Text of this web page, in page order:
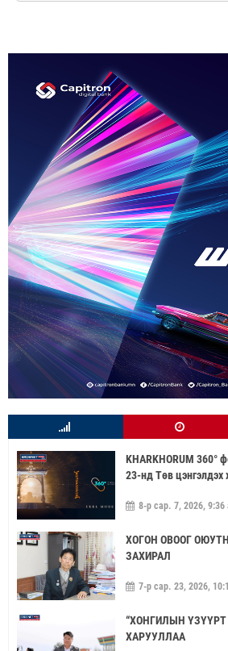
KHARKHORUM 360°
23-нд Төв цэнгэлдэх
8-р сар. 7, 2026, 9:36
ХОГОН ОВООГ
ЗАХИРАЛ
7-р сар. 23, 2026,
“ХОНГИЛЫН ҮЗҮҮРТ
ХАРУУЛЛАА